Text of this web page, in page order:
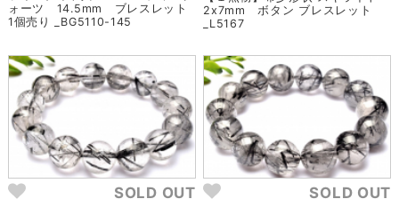
ォーツ 14.5mm ブレスレット
1個売り _BG5110-145
2x7mm ボタン ブレスレット
_L5167
SOLD OUT SOLD OUT